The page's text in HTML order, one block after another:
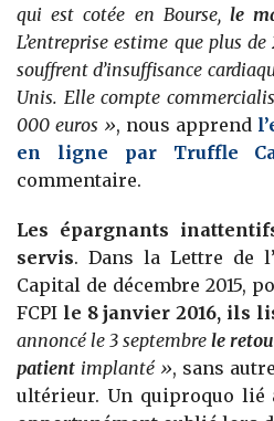
qui est cotée en Bourse,le
L’entreprise estime que plus
souffrent d’insuffisance
Unis. Elle compte
000 euros », nous apprend
en ligne par Truffle
commentaire.
Les épargnants
servis. Dans la Lettre de
Capital de décembre 2015,
FCPI le 8 janvier 2016, ils
annoncé le 3 septembre le
patient implanté », sans
ultérieur. Un quiproquo lié